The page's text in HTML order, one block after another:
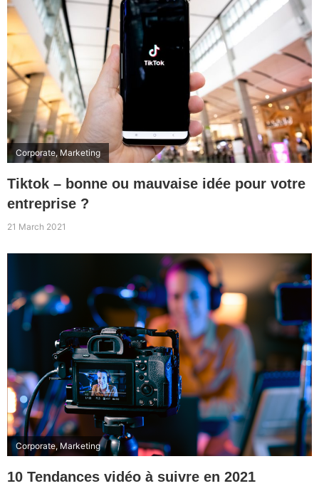
Corporate, Marketing
Tiktok – bonne ou mauvaise idée pour votre
entreprise ?
21 March 2021
Corporate, Marketing
10 Tendances vidéo à suivre en 2021